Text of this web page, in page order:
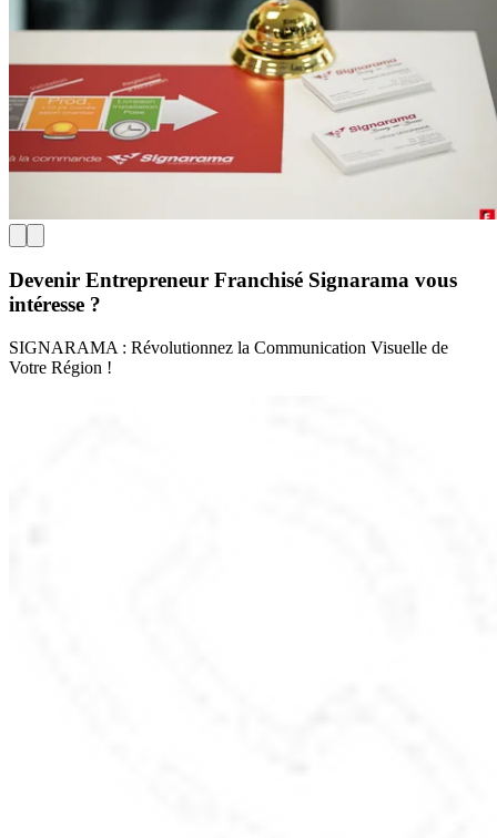
Devenir Entrepreneur Franchisé Signarama vous
intéresse ?
SIGNARAMA : Révolutionnez la Communication Visuelle de
Votre Région !